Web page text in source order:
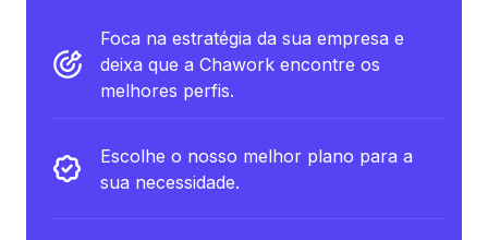
Foca na estratégia da sua empresa e
deixa que a Chawork encontre os
melhores perfis.
Escolhe o nosso melhor plano para a
sua necessidade.